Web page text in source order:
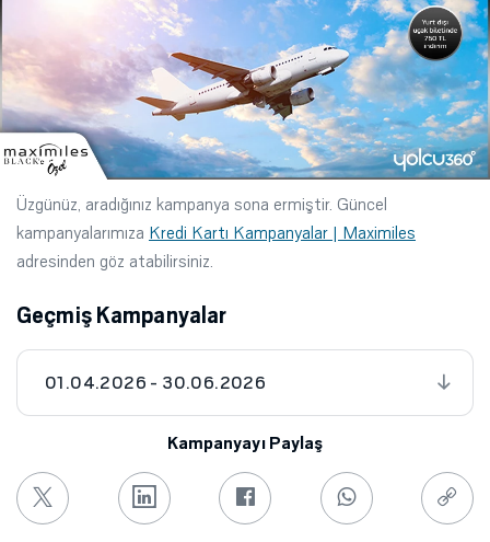
Üzgünüz, aradığınız kampanya sona ermiştir. Güncel
kampanyalarımıza Kredi Kartı Kampanyalar | Maximiles
adresinden göz atabilirsiniz.
Geçmiş Kampanyalar
01.04.2026 - 30.06.2026
Kampanyayı Paylaş